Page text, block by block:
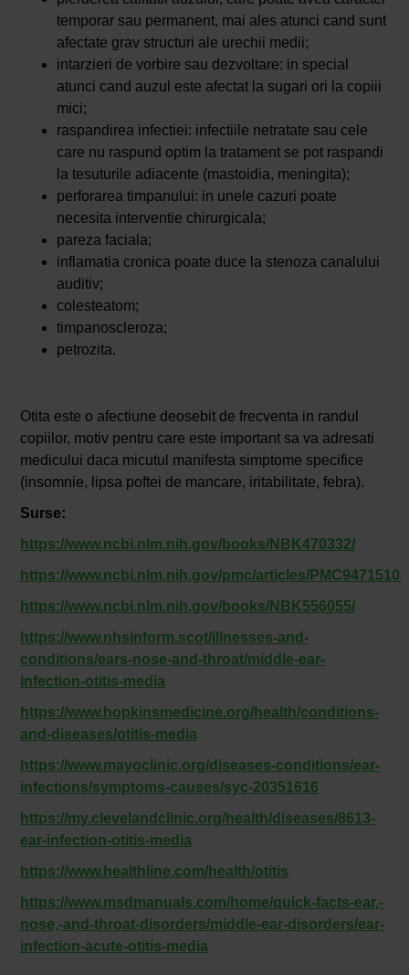
temporar sau permanent, mai ales atunci cand sunt
afectate grav structuri ale urechii medii;
intarzieri de vorbire sau dezvoltare: in special
atunci cand auzul este afectat la sugari ori la copiii
mici;
raspandirea infectiei: infectiile netratate sau cele
care nu raspund optim la tratament se pot raspandi
la tesuturile adiacente (mastoidia, meningita);
perforarea timpanului: in unele cazuri poate
necesita interventie chirurgicala;
pareza faciala;
inflamatia cronica poate duce la stenoza canalului
auditiv;
colesteatom;
timpanoscleroza;
petrozita.
Otita este o afectiune deosebit de frecventa in randul
copiilor, motiv pentru care este important sa va adresati
medicului daca micutul manifesta simptome specifice
(insomnie, lipsa poftei de mancare, iritabilitate, febra).
Surse:
https://www.ncbi.nlm.nih.gov/books/NBK470332/
https://www.ncbi.nlm.nih.gov/pmc/articles/PMC9471510/
https://www.ncbi.nlm.nih.gov/books/NBK556055/
https://www.nhsinform.scot/illnesses-and-
conditions/ears-nose-and-throat/middle-ear-
infection-otitis-media
https://www.hopkinsmedicine.org/health/conditions-
and-diseases/otitis-media
https://www.mayoclinic.org/diseases-conditions/ear-
infections/symptoms-causes/syc-20351616
https://my.clevelandclinic.org/health/diseases/8613-
ear-infection-otitis-media
https://www.healthline.com/health/otitis
https://www.msdmanuals.com/home/quick-facts-ear,-
nose,-and-throat-disorders/middle-ear-disorders/ear-
infection-acute-otitis-media